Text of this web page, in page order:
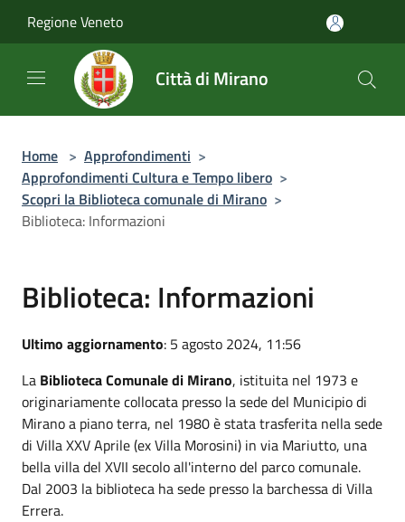
Regione Veneto
Città di Mirano
Home > Approfondimenti >
Approfondimenti Cultura e Tempo libero >
Scopri la Biblioteca comunale di Mirano >
Biblioteca: Informazioni
Biblioteca: Informazioni
Ultimo aggiornamento: 5 agosto 2024, 11:56
La Biblioteca Comunale di Mirano, istituita nel 1973 e
originariamente collocata presso la sede del Municipio di
Mirano a piano terra, nel 1980 è stata trasferita nella sede
di Villa XXV Aprile (ex Villa Morosini) in via Mariutto, una
bella villa del XVII secolo all'interno del parco comunale.
Dal 2003 la biblioteca ha sede presso la barchessa di Villa
Errera.